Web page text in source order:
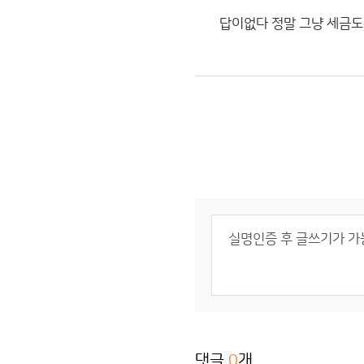
답이없다 정말 그냥 세금